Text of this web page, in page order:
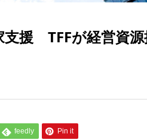
援 TFFが経営資
feedly Pin it